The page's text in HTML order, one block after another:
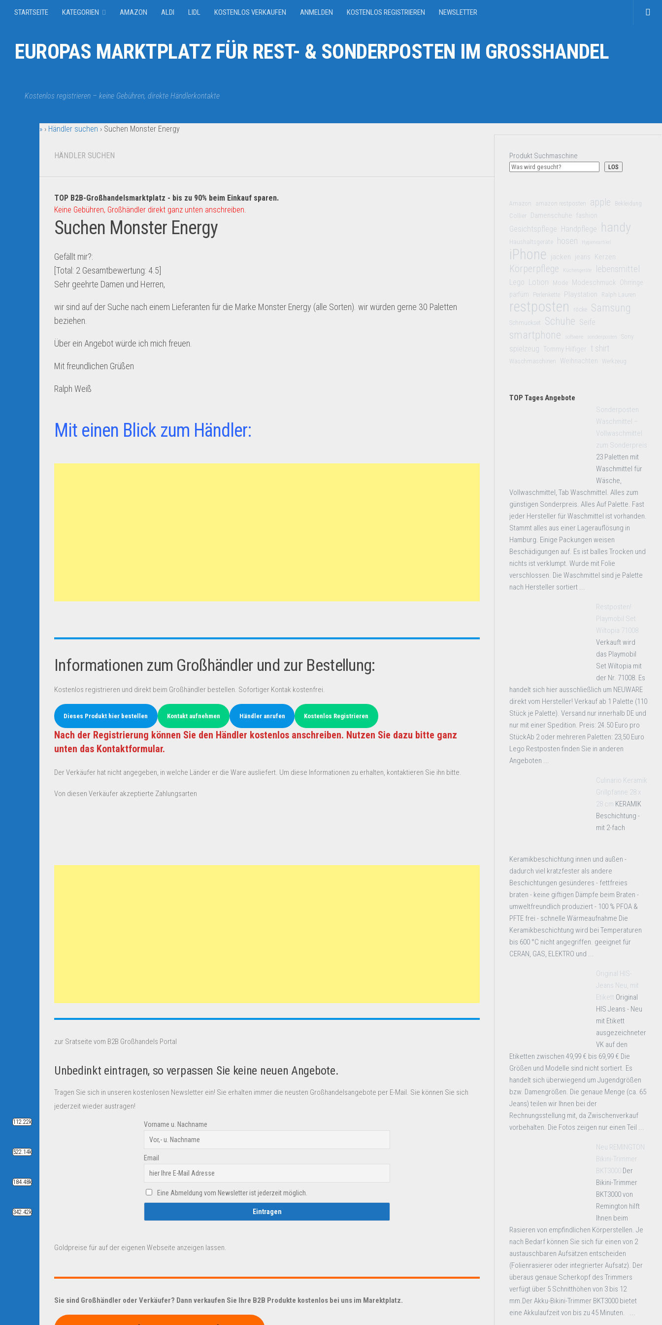
STARTSEITE KATEGORIEN AMAZON ALDI LIDL KOSTENLOS VERKAUFEN ANMELDEN KOSTENLOS REGISTRIEREN NEWSLETTER
EUROPAS MARKTPLATZ FÜR REST- & SONDERPOSTEN IM GROSSHANDEL
Kostenlos registrieren – keine Gebühren, direkte Händlerkontakte
» › Händler suchen › Suchen Monster Energy
HÄNDLER SUCHEN
TOP B2B-Großhandelsmarktplatz - bis zu 90% beim Einkauf sparen.
Keine Gebühren, Großhändler direkt ganz unten anschreiben.
Suchen Monster Energy
Gefällt mir?:
[Total: 2 Gesamtbewertung: 4.5
Sehr geehrte Damen und Herren,
wir sind auf der Suche nach einem Lieferanten für die Marke Monster Energy (alle Sorten). wir würden gerne 30 Paletten
beziehen.
Über ein Angebot würde ich mich freuen.
Mit freundlichen Grüßen
Ralph Weiß
Mit einen Blick zum Händler:
Informationen zum Großhändler und zur Bestellung:
Kostenlos registrieren und direkt beim Großhändler bestellen. Sofortiger Kontak kostenfrei.
Dieses Produkt hier bestellen Kontakt aufnehmen Händler anrufen Kostenlos Registrieren
Nach der Registrierung können Sie den Händler kostenlos anschreiben. Nutzen Sie dazu bitte ganz
unten das Kontaktformular.
Der Verkäufer hat nicht angegeben, in welche Länder er die Ware ausliefert. Um diese Informationen zu erhalten, kontaktieren Sie ihn bitte.
Von diesen Verkäufer akzeptierte Zahlungsarten
zur Sratseite vom B2B Großhandels Portal
Unbedinkt eintragen, so verpassen Sie keine neuen Angebote.
Tragen Sie sich in unseren kostenlosen Newsletter ein! Sie erhalten immer die neusten Großhandelsangebote per E-Mail. Sie können Sie sich
jederzeit wieder austragen!
Vorname u. Nachname
Email
Eine Abmeldung vom Newsletter ist jederzeit möglich.
Goldpreise für auf der eigenen Webseite anzeigen lassen.
Sie sind Großhändler oder Verkäufer? Dann verkaufen Sie Ihre B2B Produkte kostenlos bei uns im Marektplatz.
Produkt Suchmaschine
LOS
Amazon amazon restposten apple Bekleidung
Collier Damenschuhe fashion
Gesichtspflege Handpflege handy
Haushaltsgeräte hosen Hygieneartikel
iPhone jacken jeans Kerzen
Körperpflege Küchengeräte lebensmittel
Lego Lotion Mode Modeschmuck Ohrringe
parfüm
Perlenkette Playstation Ralph Lauren
restposten röcke Samsung
Schmuckset Schuhe Seife
smartphone software sonderposten Sony
spielzeug Tommy Hilfiger t shirt
Waschmaschinen Weihnachten Werkzeug
TOP Tages Angebote
Sonderposten
Waschmittel –
Vollwaschmittel
zum Sonderpreis
23 Paletten mit
Waschmittel für
Wäsche,
Vollwaschmittel, Tab Waschmittel. Alles zum
günstigen Sonderpreis. Alles Auf Palette. Fast
jeder Hersteller für Waschmittel ist vorhanden.
Stammt alles aus einer Lagerauflösung in
Hamburg. Einige Packungen weisen
Beschädigungen auf. Es ist balles Trocken und
nichts ist verklumpt. Wurde mit Folie
verschlossen. Die Waschmittel sind je Palette
nach Hersteller sortiert ...
Restposten!
Playmobil Set
Wiltopia 71008
Verkauft wird
das Playmobil
Set Wiltopia mit
der Nr. 71008. Es
handelt sich hier ausschließlich um NEUWARE
direkt vom Hersteller! Verkauf ab 1 Palette (110
Stück je Palette). Versand nur innerhalb DE und
nur mit einer Spedition. Preis: 24.50 Euro pro
StückAb 2 oder mehreren Paletten: 23,50 Euro
Lego Restposten finden Sie in anderen
Angeboten ...
Culinario Keramik
Grillpfanne 28 x
28 cm KERAMIK
Beschichtung -
mit 2-fach
Keramikbeschichtung innen und außen -
dadurch viel kratzfester als andere
Beschichtungen gesünderes - fettfreies
braten - keine giftigen Dämpfe beim Braten -
umweltfreundlich produziert - 100 % PFOA &
PFTE frei - schnelle Wärmeaufnahme Die
Keramikbeschichtung wird bei Temperaturen
bis 600 °C nicht angegriffen. geeignet für
CERAN, GAS, ELEKTRO und ...
Original HIS-
Jeans Neu, mit
Etikett Original
HIS Jeans - Neu
mit Etikett
ausgezeichneter
VK auf den
Etiketten zwischen 49,99 € bis 69,99 € Die
Größen und Modelle sind nicht sortiert. Es
handelt sich überwiegend um Jugendgrößen
bzw. Damengrößen. Die genaue Menge (ca. 65
Jeans) teilen wir Ihnen bei der
Rechnungsstellung mit, da Zwischenverkauf
vorbehalten. Die Fotos zeigen nur einen Teil ...
Neu REMINGTON
Bikini-Trimmer
BKT3000 Der
Bikini-Trimmer
BKT3000 von
Remington hilft
Ihnen beim
Rasieren von empfindlichen Körperstellen. Je
nach Bedarf können Sie sich für einen von 2
austauschbaren Aufsätzen entscheiden
(Folienrasierer oder integrierter Aufsatz). Der
überaus genaue Scherkopf des Trimmers
verfügt über 5 Schnitthöhen von 3 bis 12
mm.Der Akku-Bikini-Trimmer BKT3000 bietet
eine Akkulaufzeit von bis zu 45 Minuten. ...
112.22k
522.14k
184.48k
342.42k